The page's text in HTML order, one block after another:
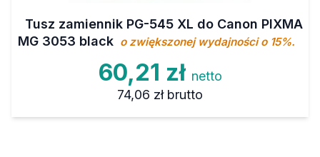
Tusz zamiennik PG-545 XL do Canon PIXMA
MG 3053 black o zwiększonej wydajności o 15%.
60,21 zł netto
74,06 zł brutto